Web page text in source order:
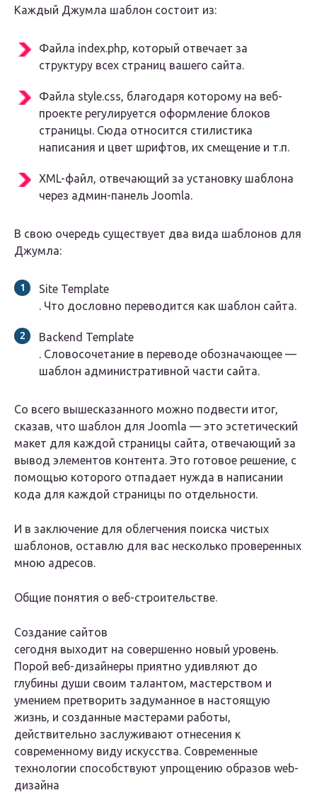
Каждый Джумла шаблон состоит из:
Файла index.php, который отвечает за
структуру всех страниц вашего сайта.
Файла style.css, благодаря которому на веб-
проекте регулируется оформление блоков
страницы. Сюда относится стилистика
написания и цвет шрифтов, их смещение и т.п.
XML-файл, отвечающий за установку шаблона
через админ-панель Joomla.
В свою очередь существует два вида шаблонов для
Джумла:
Site Template
. Что дословно переводится как шаблон сайта.
Backend Template
. Словосочетание в переводе обозначающее —
шаблон административной части сайта.
Со всего вышесказанного можно подвести итог,
сказав, что шаблон для Joomla — это эстетический
макет для каждой страницы сайта, отвечающий за
вывод элементов контента. Это готовое решение, с
помощью которого отпадает нужда в написании
кода для каждой страницы по отдельности.
И в заключение для облегчения поиска чистых
шаблонов, оставлю для вас несколько проверенных
мною адресов.
Общие понятия о веб-строительстве.
Создание сайтов
сегодня выходит на совершенно новый уровень.
Порой веб-дизайнеры приятно удивляют до
глубины души своим талантом, мастерством и
умением претворить задуманное в настоящую
жизнь, и созданные мастерами работы,
действительно заслуживают отнесения к
современному виду искусства. Современные
технологии способствуют упрощению образов web-
дизайна